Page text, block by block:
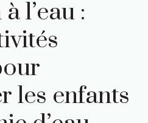
l’eau :
les enfants